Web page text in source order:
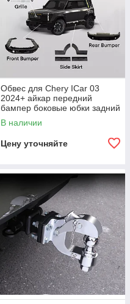
Обвес для Chery ICar 03
2024+ айкар передний
бампер боковые юбки задний
бампер
В наличии
Цену уточняйте